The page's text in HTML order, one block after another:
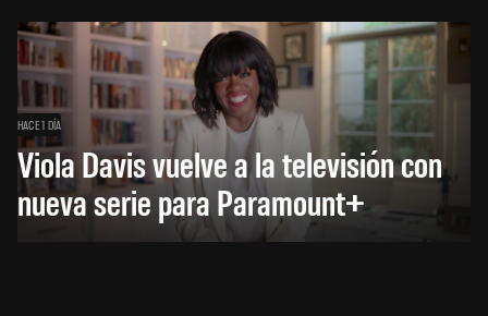
HACE 1 DÍA
Viola Davis vuelve a la televisión con
nueva serie para Paramount+